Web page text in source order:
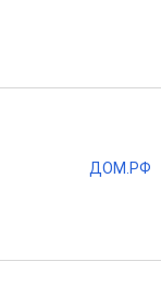
ДОМ.РФ